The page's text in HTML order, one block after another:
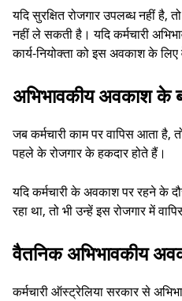
यदि सुरक्षित रोजगार उपलब्ध नहीं है,
नहीं ले सकती है। यदि कर्मचारी
कार्य-नियोक्ता को इस अवकाश के लिए
अभिभावकीय अवकाश के
जब कर्मचारी काम पर वापिस आता
पहले के रोजगार के हकदार होते हैं।
यदि कर्मचारी के अवकाश पर रहने के
रहा था, तो भी उन्हें इस रोजगार में
वैतनिक अभिभावकीय
कर्मचारी ऑस्ट्रेलिया सरकार से